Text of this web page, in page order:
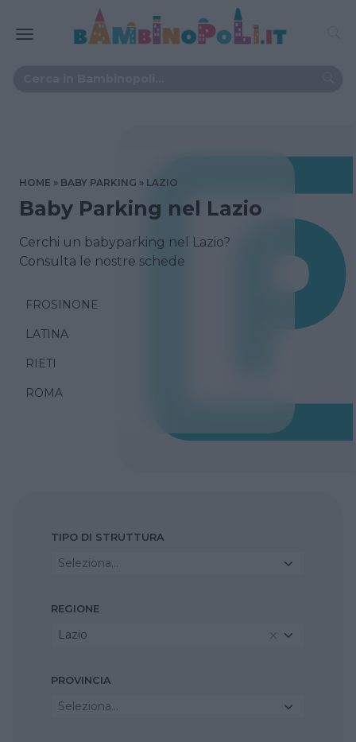
HOME BABY PARKING LAZIO
Baby Parking nel Lazio
Cerchi un babyparking nel Lazio?
Consulta le nostre schede
FROSINONE
LATINA
RIETI
ROMA
TIPO DI STRUTTURA
Seleziona...
REGIONE
Lazio
PROVINCIA
Seleziona...